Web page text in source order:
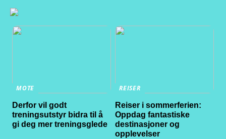
MOTE
Derfor vil godt
treningsutstyr bidra til å
gi deg mer treningsglede
REISER
Reiser i sommerferien:
Oppdag fantastiske
destinasjoner og
opplevelser